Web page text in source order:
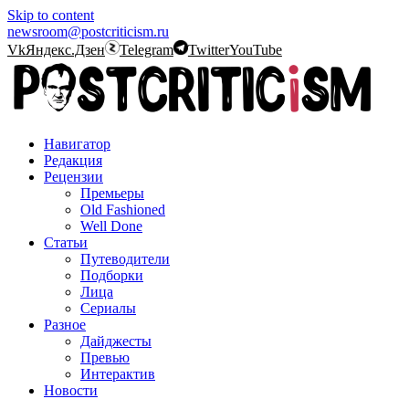
Skip to content
newsroom@postcriticism.ru
VkЯндекс.Дзен Telegram TwitterYouTube
Навигатор
Редакция
Рецензии
Премьеры
Old Fashioned
Well Done
Статьи
Путеводители
Подборки
Лица
Сериалы
Разное
Дайджесты
Превью
Интерактив
Новости